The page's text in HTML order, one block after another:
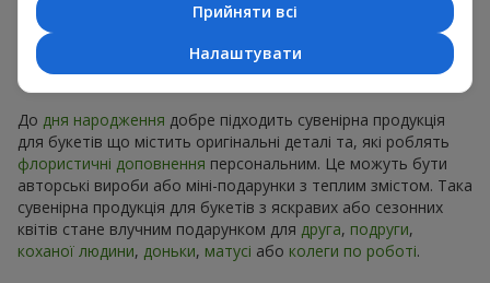
Сувенірна продукція до
букетів на День народження
До дня народження добре підходить сувенірна продукція
для букетів що містить оригінальні деталі та, які роблять
флористичні доповнення персональним. Це можуть бути
авторські вироби або міні-подарунки з теплим змістом. Така
сувенірна продукція для букетів з яскравих або сезонних
квітів стане влучним подарунком для друга, подруги,
коханої людини, доньки, матусі або колеги по роботі.
Прийняти всі
Налаштувати